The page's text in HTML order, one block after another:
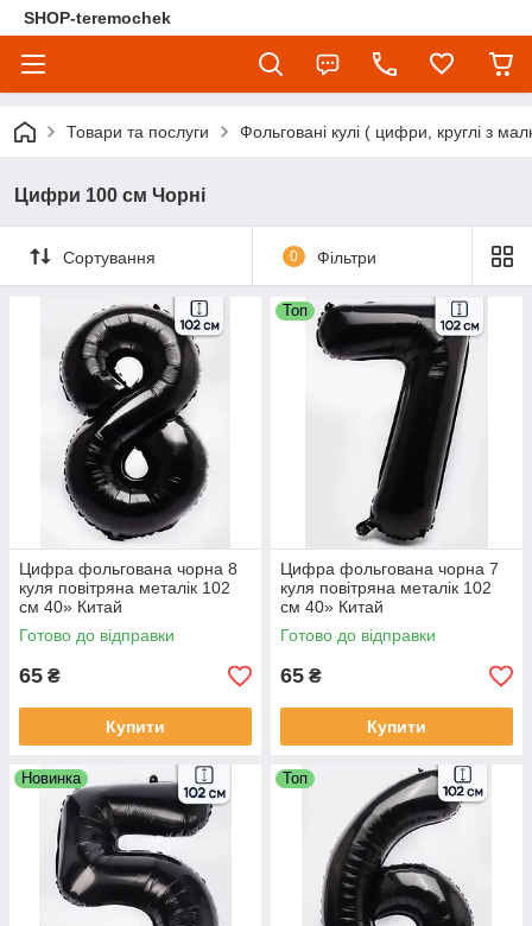
SHOP-teremochek
Товари та послуги Фольговані кулі ( цифри, круглі з
Цифри 100 см Чорні
Сортування 0 Фільтри
Цифра фольгована чорна 8
куля повітряна металік 102
см 40» Китай
Готово до відправки
65 ₴
Купити
Топ
Цифра фольгована чорна 7
куля повітряна металік 102
см 40» Китай
Готово до відправки
65 ₴
Купити
Новинка Топ